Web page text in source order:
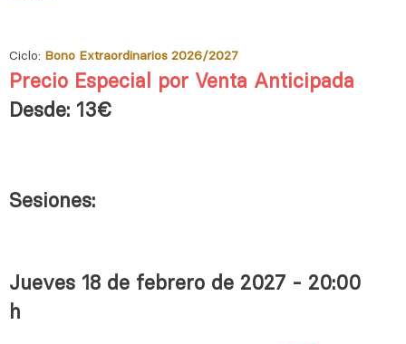
Ciclo: Bono Extraordinarios 2026/2027
Precio Especial por Venta Anticipada
Desde: 13€
Sesiones:
Jueves 18 de febrero de 2027 - 20:00
h